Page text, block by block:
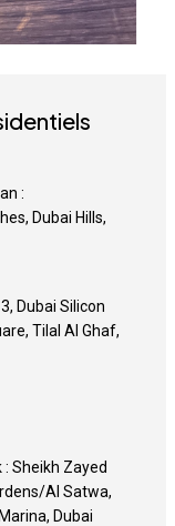
:
Dubai Hills,
Dubai Silicon
Tilal Al Ghaf,
: Sheikh Zayed
Al Satwa,
Dubai